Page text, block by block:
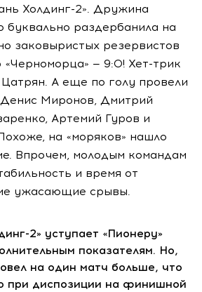
Холдинг-2». Дружина
буквально раздербанила на
заковыристых резервистов
«Черноморца» — 9:0! Хет-трик
А еще по голу провели
Миронов, Дмитрий
Артемий Гуров и
на «моряков» нашло
Впрочем, молодым командам
и время от
ужасающие срывы.
2» уступает «Пионеру»
показателям. Но,
на один матч больше, что
при диспозиции на финишной